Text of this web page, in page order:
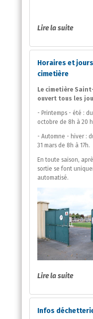
Lire la suite
Horaires et
cimetière
Le cimetière
ouvert tous les
- Printemps - été :
octobre de 8h à 20
- Automne - hiver :
31 mars de 8h à 17h.
En toute saison,
sortie se font
automatisé.
Lire la suite
Infos